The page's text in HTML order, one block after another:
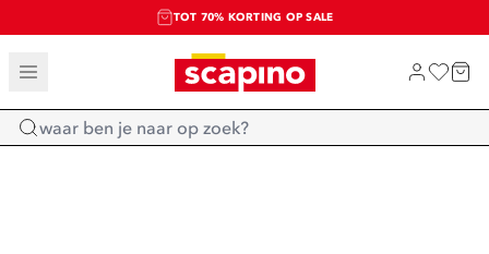
TOT 70% KORTING OP SALE
SALE: LAATSTE KANS!
SHOP NIEUW
Home